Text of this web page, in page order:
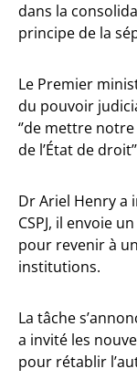
dans la
principe de la
Le Premier
du pouvoir
‘’de mettre
de l’État de
Dr Ariel Henry a
CSPJ, il envoie
pour revenir à
institutions.
La tâche
a invité les
pour rétablir